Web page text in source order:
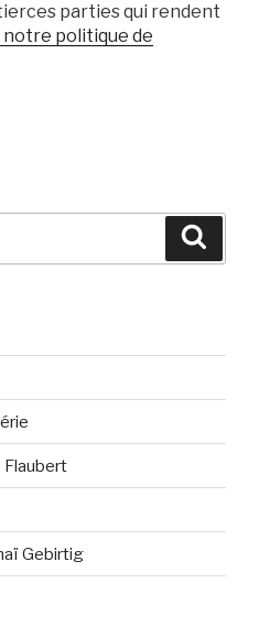
parties qui rendent
notre politique de
Flaubert
Gebirtig